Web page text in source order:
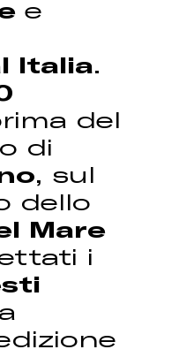
e
Italia.
del
di
, sul
dello
Mare
i